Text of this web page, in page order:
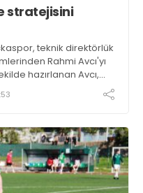
stratejisini
teknik direktörlük
Rahmi Avcı'yı
hazırlanan Avcı,